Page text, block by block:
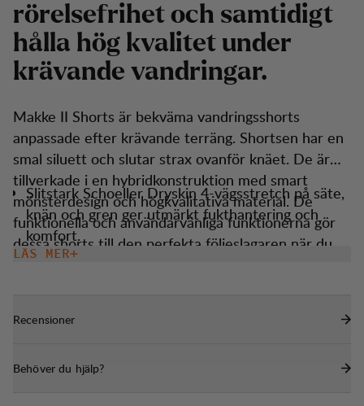
rörelsefrihet och samtidigt
hålla hög kvalitet under
krävande vandringar.
Makke II Shorts är bekväma vandringsshorts
anpassade efter krävande terräng. Shortsen har en
smal siluett och slutar strax ovanför knäet. De är
tillverkade i en hybridkonstruktion med smart
mönsterdesign och högkvalitativa material. De
funktionella och användarvänliga funktionerna gör
dessa shorts till den perfekta följeslagaren när du
vill ge dig ut på okända vandringsleder.
Slitstark Schoeller Dryskin 4-vägsstretch på säte,
knän och gren ger utmärkt fukthantering och
komfort.
Justering i midjan för perfekt passform.
Två rymliga lårfickor med dragkedjor och
föremål nära till hands. Inre telefonficka i höger
LÄS MER
Recensioner
Behöver du hjälp?